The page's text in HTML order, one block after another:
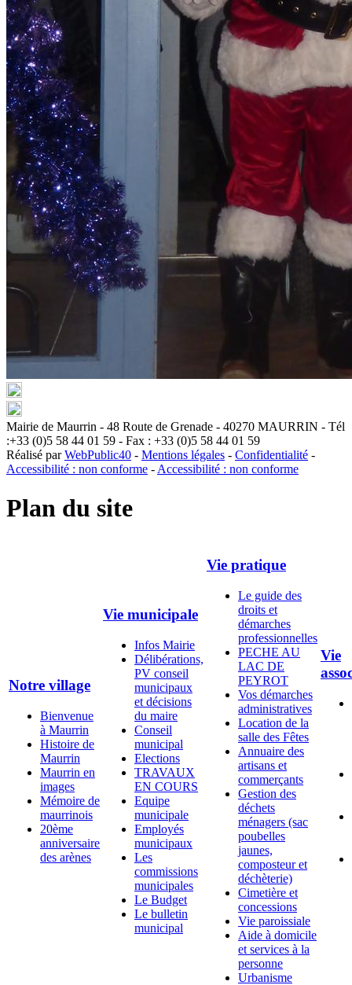
Mairie de Maurrin - 48 Route de Grenade - 40270 MAURRIN - Tél
:+33 (0)5 58 44 01 59 - Fax : +33 (0)5 58 44 01 59
Réalisé parWebPublic40 - Mentions légales - Confidentialité -
Accessibilité : non conforme -Accessibilité : non conforme
Plan du site
Notre village
Bienvenue
à Maurrin
Histoire de
Maurrin
Maurrin en
images
Mémoire de
maurrinois
20ème
anniversaire
des arènes
Vie municipale
Infos Mairie
Délibérations,
PV conseil
municipaux
et décisions
du maire
Conseil
municipal
Elections
TRAVAUX
EN COURS
Equipe
municipale
Employés
municipaux
Les
commissions
municipales
Le Budget
Le bulletin
municipal
Vie pratique
Le guide des
droits et
démarches
professionnelles
PECHE AU
LAC DE
PEYROT
Vos démarches
administratives
Location de la
salle des Fêtes
Annuaire des
artisans et
commerçants
Gestion des
déchets
ménagers (sac
poubelles
jaunes,
composteur et
déchèterie)
Cimetière et
concessions
Vie paroissiale
Aide à domicile
et services à la
personne
Urbanisme
Vie